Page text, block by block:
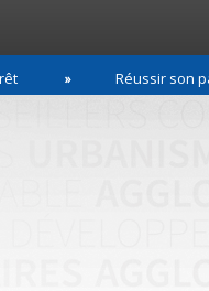
Réussir son